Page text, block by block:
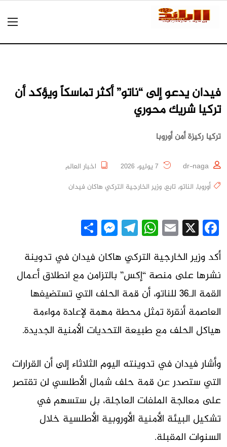
فيدان يدعو إلى “ناتو” أكثر تماسكاً ويؤكد أن
تركيا شريك محوري
تركيا ركيزة أمن أوروبا
dr-naga
اخبار العالم
أوروبا, الناتو, تابع, وزير الخارجية التركي هاكان فيدان
Facebook
X
Email
WhatsApp
Telegram
Messenger
أكد وزير الخارجية التركي هاكان فيدان في تدوينة
نشرها على منصة “إكس” بالتزامن مع انطلاق أعمال
القمة الـ36 للناتو، أن قمة الحلف التي تستضيفها
العاصمة أنقرة تمثل محطة مهمة لإعادة مواءمة
هياكل الحلف مع طبيعة التحديات الأمنية الجديدة.
وأشار فيدان في تدوينته اليوم الثلاثاء إلى أن القرارات
التي ستصدر عن قمة حلف شمال الأطلسي لن تقتصر
على معالجة الملفات العاجلة، بل ستسهم في
تشكيل البيئة الأمنية الأوروبية الأطلسية خلال
السنوات المقبلة.